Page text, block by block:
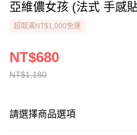
亞維儂女孩 (法式 手感
超取滿NT$1,000免運
NT$1,180
NT$680
請選擇商品選項